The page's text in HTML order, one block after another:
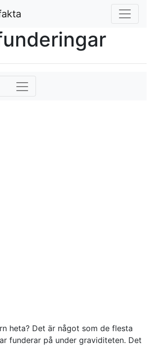
heta? Det är något som de flesta
funderar på under graviditeten. Det